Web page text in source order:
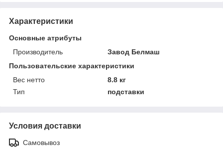
Характеристики
Основные атрибуты
Производитель
Завод Белмаш
Пользовательские характеристики
Вес нетто
8.8 кг
Тип
подставки
Условия доставки
Самовывоз